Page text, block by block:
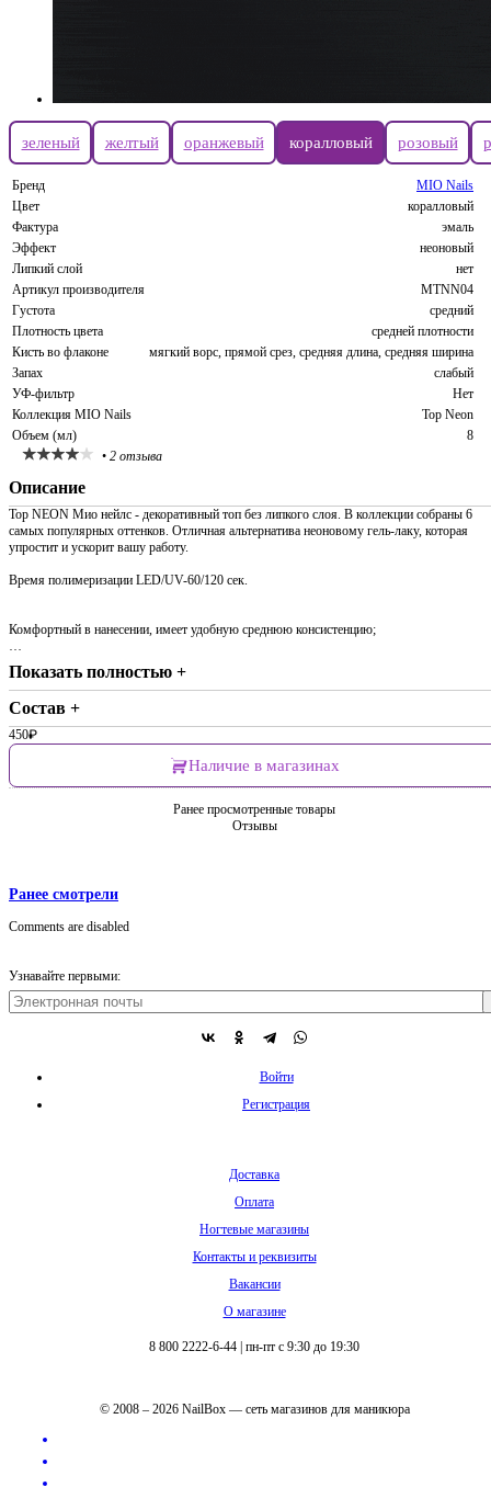
зеленый желтый оранжевый коралловый розовый
Бренд
MIO Nails
Цвет
коралловый
Фактура
эмаль
Эффект
неоновый
Липкий слой
нет
Артикул производителя
MTNN04
Густота
средний
Плотность цвета
средней плотности
Кисть во флаконе
мягкий ворс, прямой срез, средняя длина, средняя ширина
Запах
слабый
УФ-фильтр
Нет
Коллекция MIO Nails
Top Neon
Объем (мл)
8
• 2 отзыва
Описание
Top NEON Мио нейлс - декоративный топ без липкого слоя. В коллекции собраны 6
самых популярных оттенков. Отличная альтернатива неоновому гель-лаку, которая
упростит и ускорит вашу работу.
Время полимеризации LED/UV-60/120 сек.
Комфортный в нанесении, имеет удобную среднюю консистенцию;
…
Показать полностью +
Состав +
450₽
Наличие в магазинах
Ранее просмотренные товары
Отзывы
Ранее смотрели
Comments are disabled
Узнавайте первыми:
Войти
Регистрация
Доставка
Оплата
Ногтевые магазины
Контакты и реквизиты
Вакансии
О магазине
8 800 2222-6-44 пн-пт с 9:30 до 19:30
© 2008 – 2026 NailBox — сеть магазинов для маникюра